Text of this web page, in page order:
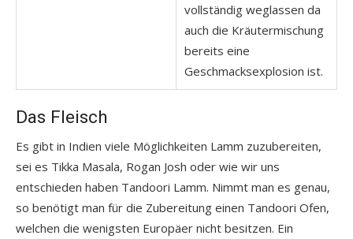
vollständig weglassen da
auch die Kräutermischung
bereits eine
Geschmacksexplosion ist.
Das Fleisch
Es gibt in Indien viele Möglichkeiten Lamm zuzubereiten,
sei es Tikka Masala, Rogan Josh oder wie wir uns
entschieden haben Tandoori Lamm. Nimmt man es genau,
so benötigt man für die Zubereitung einen Tandoori Ofen,
welchen die wenigsten Europäer nicht besitzen. Ein